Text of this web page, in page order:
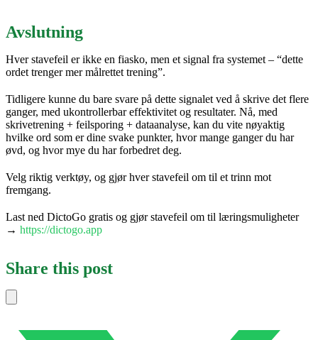
Avslutning
Hver stavefeil er ikke en fiasko, men et signal fra systemet – “dette
ordet trenger mer målrettet trening”.
Tidligere kunne du bare svare på dette signalet ved å skrive det flere
ganger, med ukontrollerbar effektivitet og resultater. Nå, med
skrivetrening + feilsporing + dataanalyse, kan du vite nøyaktig
hvilke ord som er dine svake punkter, hvor mange ganger du har
øvd, og hvor mye du har forbedret deg.
Velg riktig verktøy, og gjør hver stavefeil om til et trinn mot
fremgang.
Last ned DictoGo gratis og gjør stavefeil om til læringsmuligheter
→ https://dictogo.app
Share this post